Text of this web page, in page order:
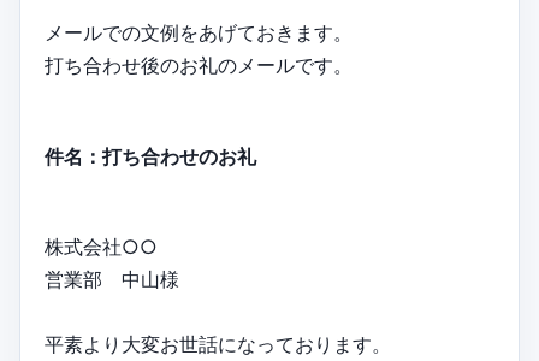
メールでの文例をあげておきます。
打ち合わせ後のお礼のメールです。
件名：打ち合わせのお礼
株式会社○○
営業部 中山様
平素より大変お世話になっております。